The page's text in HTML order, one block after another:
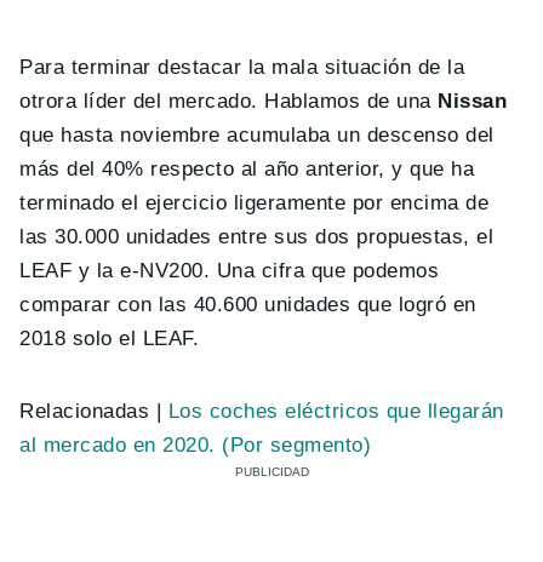
Para terminar destacar la mala situación de la
otrora líder del mercado. Hablamos de una Nissan
que hasta noviembre acumulaba un descenso del
más del 40% respecto al año anterior, y que ha
terminado el ejercicio ligeramente por encima de
las 30.000 unidades entre sus dos propuestas, el
LEAF y la e-NV200. Una cifra que podemos
comparar con las 40.600 unidades que logró en
2018 solo el LEAF.
Relacionadas |
Los coches eléctricos que llegarán
al mercado en 2020. (Por segmento)